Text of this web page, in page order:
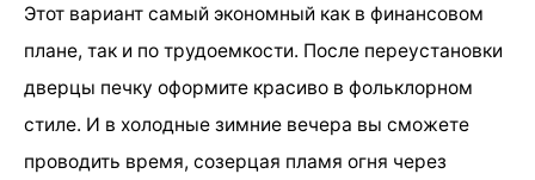
Этот вариант самый экономный как в финансовом
плане, так и по трудоемкости. После переустановки
дверцы печку оформите красиво в фольклорном
стиле. И в холодные зимние вечера вы сможете
проводить время, созерцая пламя огня через